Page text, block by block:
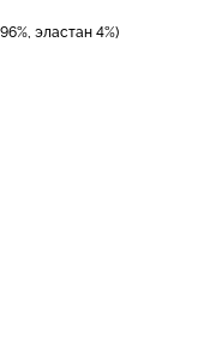
эластан 4%)